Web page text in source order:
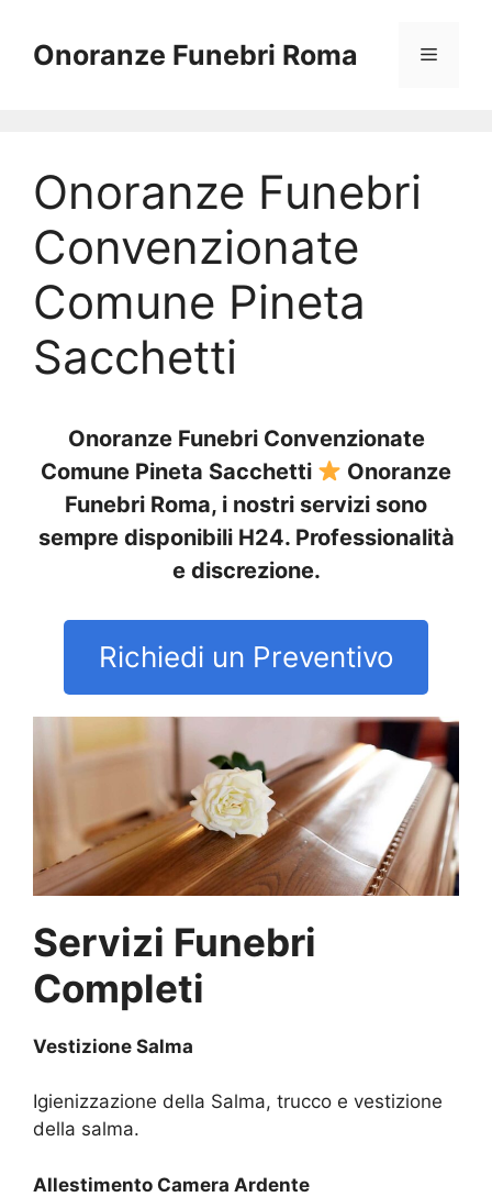
contenuto
Onoranze Funebri Roma Menu
Onoranze Funebri
Convenzionate
Comune Pineta
Sacchetti
Onoranze Funebri Convenzionate
Comune Pineta Sacchetti
Onoranze
Funebri Roma, i nostri servizi sono
sempre disponibili H24. Professionalità
e discrezione.
Richiedi un Preventivo
Servizi Funebri
Completi
Vestizione Salma
Igienizzazione della Salma, trucco e vestizione
della salma.
Allestimento Camera Ardente